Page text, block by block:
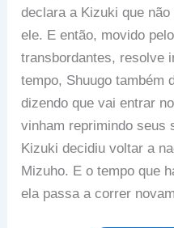
declara a Kizuki que
ele. E então, movido
transbordantes,
tempo, Shuugo também
dizendo que vai entrar
vinham reprimindo seus
Kizuki decidiu voltar a
Mizuho. E o tempo que
ela passa a correr